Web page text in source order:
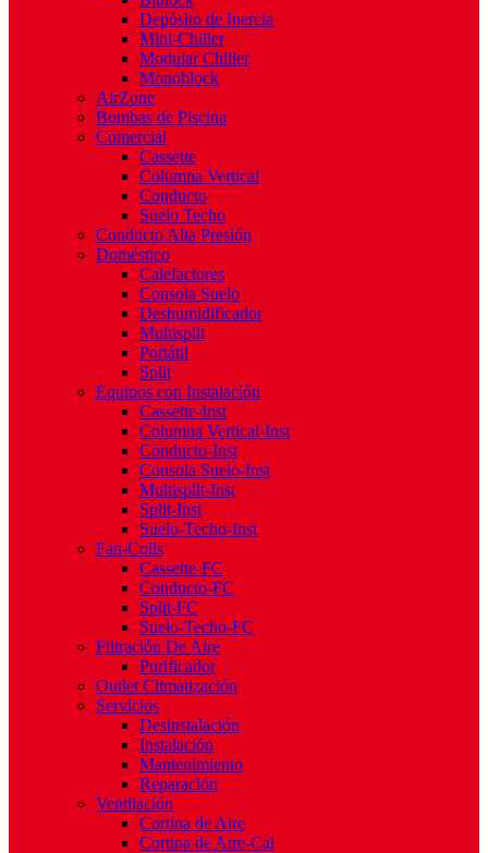
Depósito de Inercia
Mini-Chiller
Modular Chiller
Monoblock
AirZone
Bombas de Piscina
Comercial
Cassette
Columna Vertical
Conducto
Suelo Techo
Conducto Alta Presión
Doméstico
Calefactores
Consola Suelo
Deshumidificador
Multisplit
Portátil
Split
Equipos con Instalación
Cassette-Inst
Columna Vertical-Inst
Conducto-Inst
Consola Suelo-Inst
Multisplit-Inst
Split-Inst
Suelo-Techo-Inst
Fan-Coils
Cassette-FC
Conducto-FC
Split-FC
Suelo-Techo-FC
Filtración De Aire
Purificador
Outlet Climatización
Servicios
Desinstalación
Instalación
Mantenimiento
Reparación
Ventilación
Cortina de Aire
Cortina de Aire-Cal